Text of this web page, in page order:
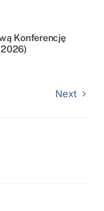
Konferencję
Next